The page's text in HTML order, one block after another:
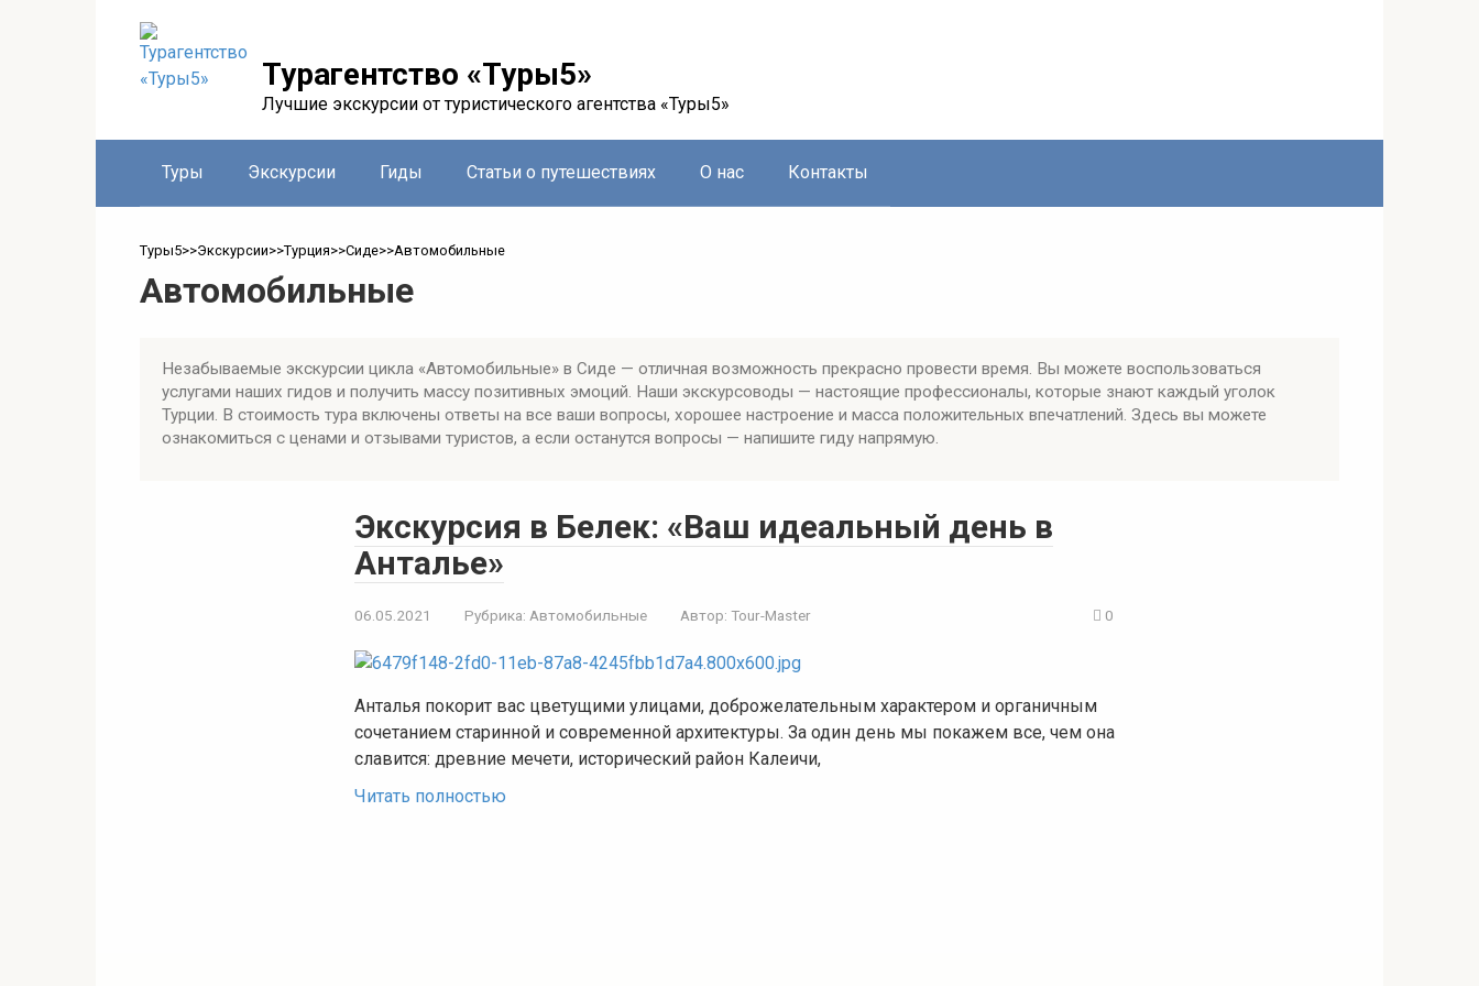
Турагентство «Туры5»
Лучшие экскурсии от туристического агентства «Туры5»
Туры Экскурсии Гиды Статьи о путешествиях О нас Контакты
Туры5>>Экскурсии>>Турция>>Сиде>>Автомобильные
Автомобильные
Незабываемые экскурсии цикла «Автомобильные» в Сиде — отличная возможность прекрасно провести время. Вы можете воспользоваться
услугами наших гидов и получить массу позитивных эмоций. Наши экскурсоводы — настоящие профессионалы, которые знают каждый уголок
Турции. В стоимость тура включены ответы на все ваши вопросы, хорошее настроение и масса положительных впечатлений. Здесь вы можете
ознакомиться с ценами и отзывами туристов, а если останутся вопросы — напишите гиду напрямую.
Экскурсия в Белек: «Ваш идеальный день в
Анталье»
06.05.2021 Рубрика: Автомобильные Автор: Tour-Master 0
Анталья покорит вас цветущими улицами, доброжелательным характером и органичным
сочетанием старинной и современной архитектуры. За один день мы покажем все, чем она
славится: древние мечети, исторический район Калеичи,
Читать полностью